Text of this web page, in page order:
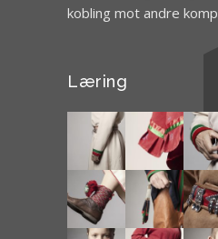
kobling mot andre
Læring